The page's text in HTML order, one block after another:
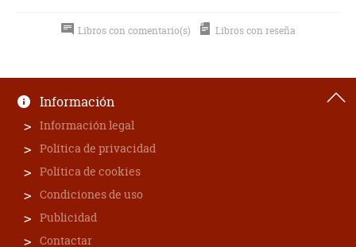
Libros con comentario(s) Libros con reseña
Información
Información legal
Política de privacidad
Política de cookies
Condiciones de uso
Publicidad
Contactar